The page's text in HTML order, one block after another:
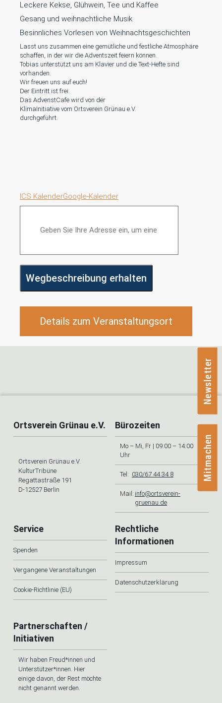
Mitmachen
Newsletter
Leckere Kekse, Glühwein, Tee und Kaffee
Gesang und weihnachtliche Musik
Besinnliches Vorlesen von Weihnachtsgeschichten
Lasst uns zusammen eine gemütliche und festliche Atmosphäre
schaffen, in der wir die Adventszeit feiern können.
Tobias unterstützt uns am Klavier und die Text-Hefte sind
vorhanden.
Wir freuen uns auf euch!
Der Eintritt ist frei.
Das AdvenstCafe wird von der
KlimaInitiative vom Ortsverein Grünau e.V.
durchgeführt.
ICS KalenderGoogle-Kalender
Wegbeschreibung erhalten
Details zum Veranstaltungsort
Ortsverein Grünau e.V.
Ortsverein Grünau e.V.
KulturTribüne
Regattastraße 191
D-12527 Berlin
Bürozeiten
Mo – Mi, Fr | 09:00 – 14:00
Uhr
Tel: 030/67 44 34 8
Mail: info@ortsverein-
gruenau.de
Service
Spenden
Vergangene Veranstaltungen
Cookie-Richtlinie (EU)
Rechtliche
Informationen
Impressum
Datenschutzerklärung
Partnerschaften /
Initiativen
Wir haben Freud*innen und
Unterstützer*innen. Hier
einige davon, der Rest möchte
nicht genannt werden.